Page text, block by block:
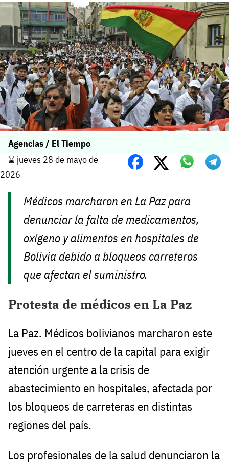
Agencias / El Tiempo
⌛️ jueves 28 de mayo de
2026
Médicos marcharon en La Paz para
denunciar la falta de medicamentos,
oxígeno y alimentos en hospitales de
Bolivia debido a bloqueos carreteros
que afectan el suministro.
Protesta de médicos en La Paz
La Paz. Médicos bolivianos marcharon este
jueves en el centro de la capital para exigir
atención urgente a la crisis de
abastecimiento en hospitales, afectada por
los bloqueos de carreteras en distintas
regiones del país.
Los profesionales de la salud denunciaron la